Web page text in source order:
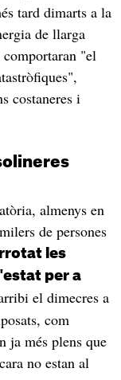
tard dimarts a la
de llarga
"el
costaneres i
almenys en
de persones
les
per a
el dimecres a
com
ja més plens que
no estan al